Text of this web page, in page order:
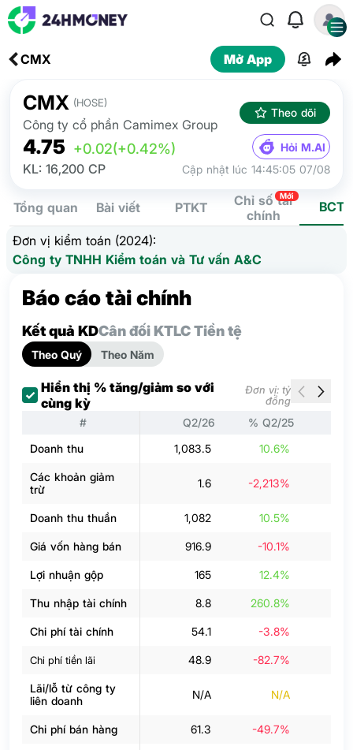
CMX Mở App
CMX (HOSE)
Công ty cổ phần Camimex Group
Theo dõi
4.75 +0.02(+0.42%) Hỏi M.AI
KL: 16,200 CP Cập nhật lúc 14:45:05 07/08
Tổng quan Bài viết PTKT
Chỉ số tài
chính
Mới
BCTC
Đơn vị kiểm toán (2024):
Công ty TNHH Kiểm toán và Tư vấn A&C
Báo cáo tài chính
Kết quả KDCân đối KTLC Tiền tệ
Theo Quý Theo Năm
Hiển thị % tăng/giảm so với
cùng kỳ
Đơn vị: tỷ
đồng
# Q2/26 % Q2/25
Doanh thu
1,083.5 10.6%
Các khoản giảm
trừ
1.6 -2,213%
Doanh thu thuần 1,082 10.5%
Giá vốn hàng bán 916.9 -10.1%
Lợi nhuận gộp 165 12.4%
Thu nhập tài chính 8.8 260.8%
Chi phí tài chính 54.1 -3.8%
Chi phí tiền lãi 48.9 -82.7%
Lãi/lỗ từ công ty
liên doanh
N/A N/A
Chi phí bán hàng 61.3 -49.7%